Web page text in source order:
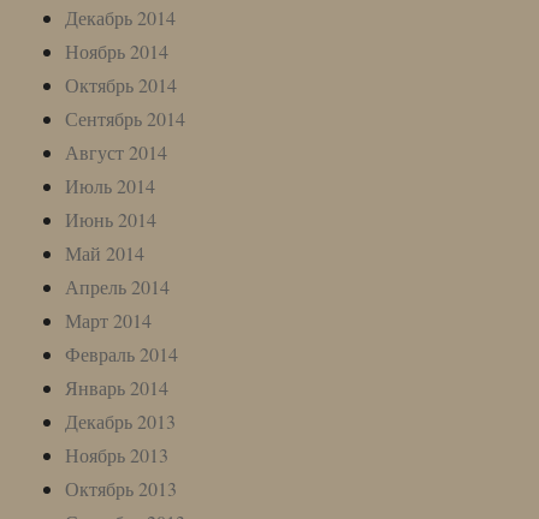
Декабрь 2014
Ноябрь 2014
Октябрь 2014
Сентябрь 2014
Август 2014
Июль 2014
Июнь 2014
Май 2014
Апрель 2014
Март 2014
Февраль 2014
Январь 2014
Декабрь 2013
Ноябрь 2013
Октябрь 2013